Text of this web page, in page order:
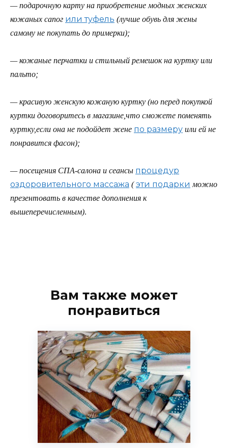
— подарочную карту на приобретение модных женских
кожаных сапог или туфель (лучше обувь для жены
самому не покупать до примерки);
— кожаные перчатки и стильный ремешок на куртку или
пальто;
— красивую женскую кожаную куртку (но перед покупкой
куртки договоритесь в магазине,что сможете поменять
куртку,если она не подойдет жене по размеру или ей не
понравится фасон);
— посещения СПА-салона и сеансы процедур
оздоровительного массажа ( эти подарки можно
презентовать в качестве дополнения к
вышеперечисленным).
Вам также может
понравиться